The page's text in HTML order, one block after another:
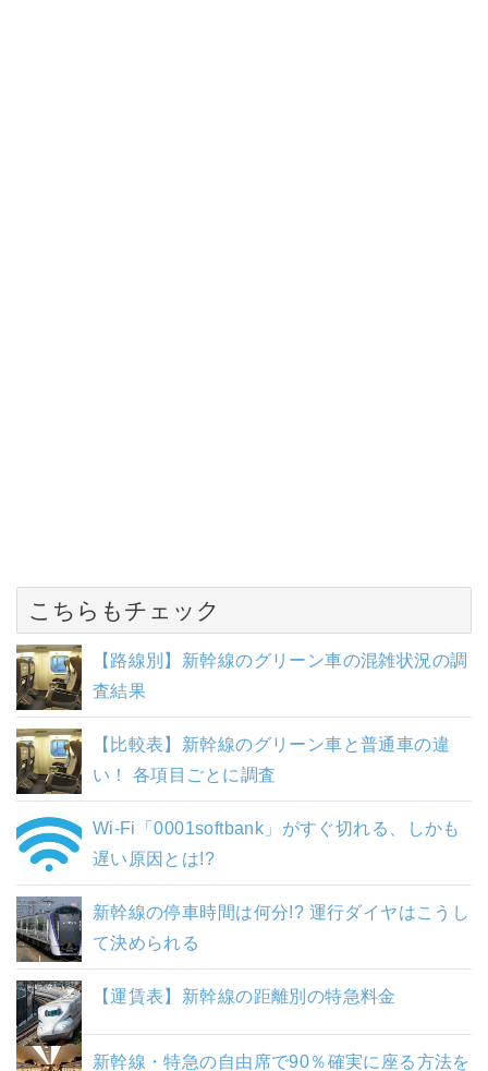
こちらもチェック
【路線別】新幹線のグリーン車の混雑状況の調
査結果
【比較表】新幹線のグリーン車と普通車の違
い！ 各項目ごとに調査
Wi-Fi「0001softbank」がすぐ切れる、しかも
遅い原因とは!?
新幹線の停車時間は何分!? 運行ダイヤはこうし
て決められる
【運賃表】新幹線の距離別の特急料金
新幹線・特急の自由席で90％確実に座る方法を